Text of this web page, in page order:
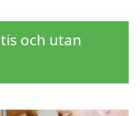
och utan